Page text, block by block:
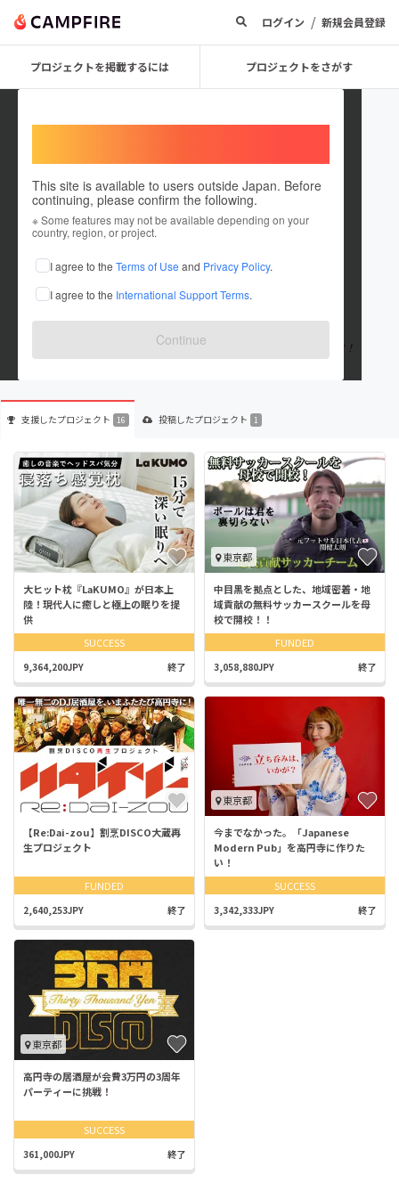
ログイン / 新規会員登録
プロジェクトを掲載するには プロジェクトをさがす
This site is available to users outside Japan. Before
continuing, please confirm the following.
※ Some features may not be available depending on your
country, region, or project.
I agree to the Terms of Use and Privacy Policy.
I agree to the International Support Terms.
Continue
michio okuyama
これまでに16回支援して1件のプロジェクトを投稿しています
在住国：日本 現在地：東京都
出身国：日本 出身地：東京都
東京都杉並区出身 サッカー・フットサル 飲食店経営者 やっちゃお！
支援したプロジェクト 16 投稿したプロジェクト 1
大ヒット枕『LaKUMO』が日本上
陸！現代人に癒しと極上の眠りを提
供
SUCCESS
9,364,200JPY 終了
東京都
中目黒を拠点とした、地域密着・地
域貢献の無料サッカースクールを母
校で開校！！
FUNDED
3,058,880JPY 終了
【Re:Dai-zou】割烹DISCO大蔵再
生プロジェクト
FUNDED
2,640,253JPY 終了
東京都
今までなかった。「Japanese
Modern Pub」を高円寺に作りた
い！
SUCCESS
3,342,333JPY 終了
東京都
高円寺の居酒屋が会費3万円の3周年
パーティーに挑戦！
SUCCESS
361,000JPY 終了